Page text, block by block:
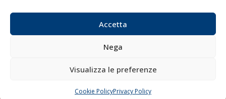
Accetta
Nega
Visualizza le preferenze
Cookie PolicyPrivacy Policy
Contatti
SEGUI
CHIAMA SCRIVI